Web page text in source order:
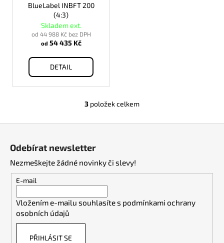
BlueLabel INBFT 200
(4:3)
Skladem ext.
od 44 988 Kč bez DPH
od 54 435 Kč
DETAIL
O
a
c
r
3 položek celkem
Odebírat newsletter
Nezmeškejte žádné novinky či slevy!
E-mail
Vložením e-mailu souhlasíte s podmínkami ochrany
osobních údajů
PŘIHLÁSIT SE